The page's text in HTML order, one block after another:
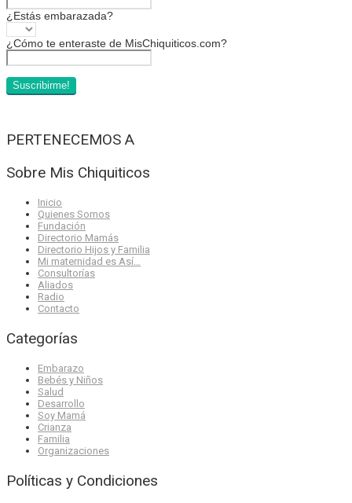
¿Estás embarazada?
¿Cómo te enteraste de MisChiquiticos.com?
PERTENECEMOS A
Sobre Mis Chiquiticos
Inicio
Quienes Somos
Fundación
Directorio Mamás
Directorio Hijos y Familia
Mi maternidad es Así…
Consultorías
Aliados
Radio
Contacto
Categorías
Embarazo
Bebés y Niños
Salud
Desarrollo
Soy Mamá
Crianza
Familia
Organizaciones
Políticas y Condiciones